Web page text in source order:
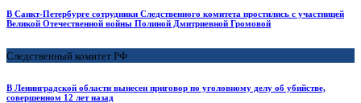
В Санкт-Петербурге сотрудники Следственного комитета простились с участницей
Великой Отечественной войны Полиной Дмитриевной Громовой
Следственный комитет РФ
В Ленинградской области вынесен приговор по уголовному делу об убийстве,
совершенном 12 лет назад